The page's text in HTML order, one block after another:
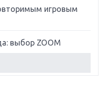
игровым
выбор ZOOM